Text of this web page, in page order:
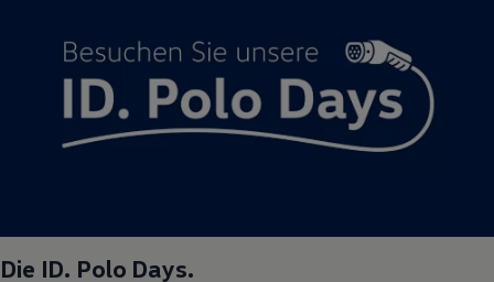
Lifestyle
Transport
Familie
Elektromobilität
Volkswagen R
Pannen- und Unfallhilfe
Die ID. Polo Days.